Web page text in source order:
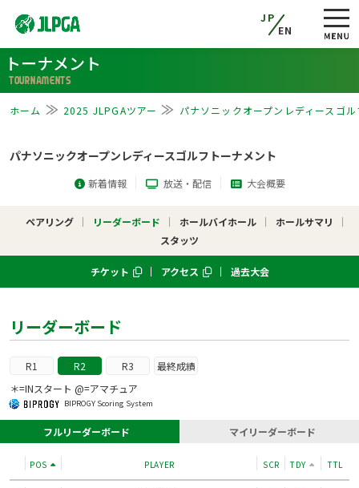
JP
EN
トーナメント
TOURNAMENTS
ホーム 2025 JLPGAツアー パナソニックオープンレディースゴ
パナソニックオープンレディースゴルフトーナメント
新着情報 放送・配信 大会概要
ペアリング リーダーボード ホールバイホール
ホールサマリ
スタッツ
チケット アクセス 過去大会
リーダーボード
R1 R2 R3 最終成績
BIPROGY Scoring System
＊=INスタート @=アマチュア
フルリーダーボード マイリーダーボード
POS PLAYER SCR TDY TTL